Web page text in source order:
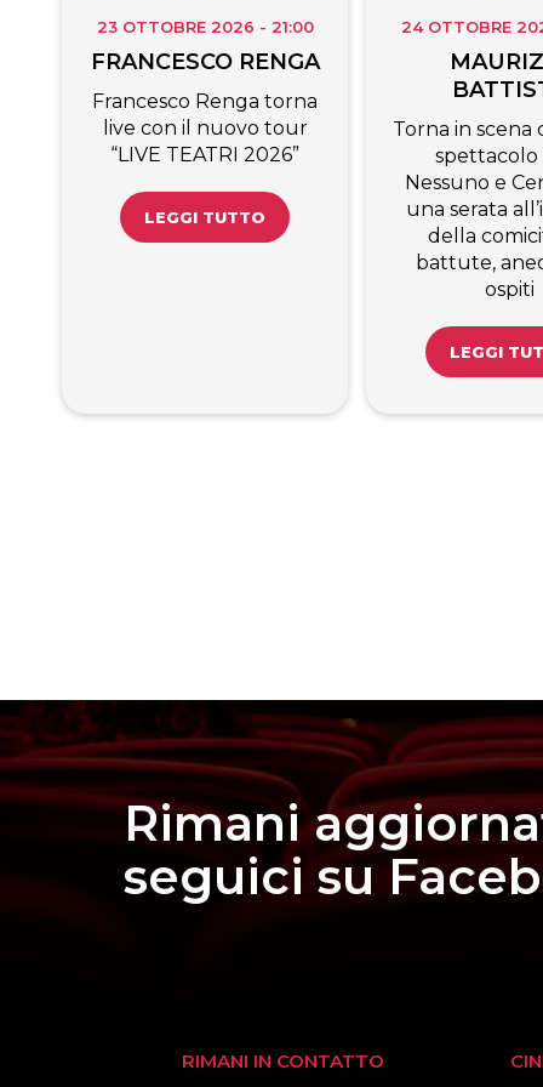
23 OTTOBRE 2026 - 21:00
FRANCESCO RENGA
Francesco Renga torna
live con il nuovo tour
“LIVE TEATRI 2026”
LEGGI TUTTO
24 OTTOBRE
Torna in scena
spettacolo
Nessuno e
una serata
della
battute,
ospiti
LEGGI
Rimani
seguici su
RIMANI IN CONTATTO